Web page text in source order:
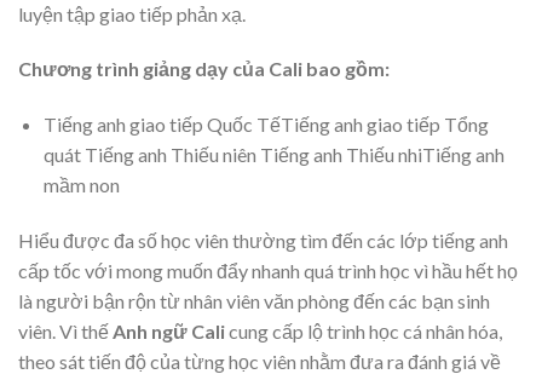
luyện tập giao tiếp phản xạ.
Chương trình giảng dạy của Cali bao gồm:
Tiếng anh giao tiếp Quốc TếTiếng anh giao tiếp Tổng
quát Tiếng anh Thiếu niên Tiếng anh Thiếu nhiTiếng anh
mầm non
Hiểu được đa số học viên thường tìm đến các lớp tiếng anh
cấp tốc với mong muốn đẩy nhanh quá trình học vì hầu hết họ
là người bận rộn từ nhân viên văn phòng đến các bạn sinh
viên. Vì thếAnh ngữ Calicung cấp lộ trình học cá nhân hóa,
theo sát tiến độ của từng học viên nhằm đưa ra đánh giá về